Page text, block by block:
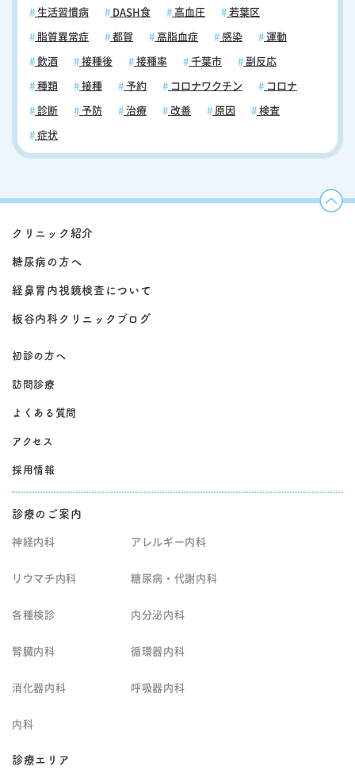
生活習慣病 DASH食 高血圧 若葉区
脂質異常症 都賀 高脂血症 感染 運動
飲酒 接種後 接種率 千葉市 副反応
種類 接種 予約 コロナワクチン コロナ
診断 予防 治療 改善 原因 検査
症状
クリニック紹介
糖尿病の方へ
経鼻胃内視鏡検査について
板谷内科クリニックブログ
初診の方へ
訪問診療
よくある質問
アクセス
採用情報
診療のご案内
神経内科 アレルギー内科
リウマチ内科 糖尿病・代謝内科
各種検診 内分泌内科
腎臓内科 循環器内科
消化器内科 呼吸器内科
内科
診療エリア